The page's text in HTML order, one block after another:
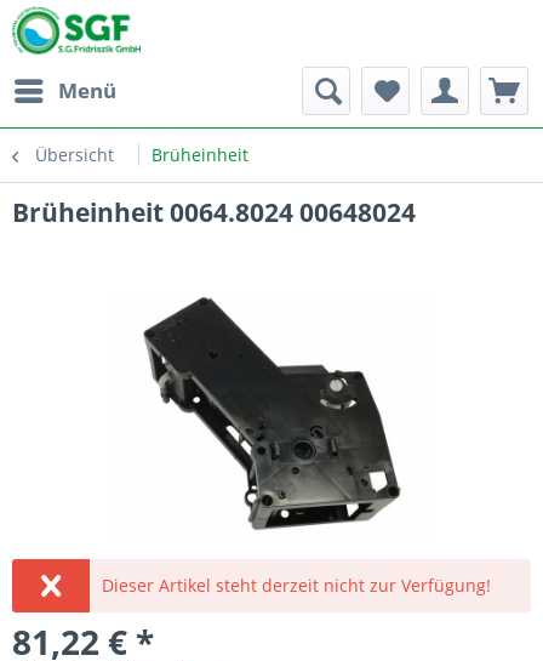
Menü
Übersicht Brüheinheit
Brüheinheit 0064.8024 00648024
Dieser Artikel steht derzeit nicht zur Verfügung!
81,22 € *